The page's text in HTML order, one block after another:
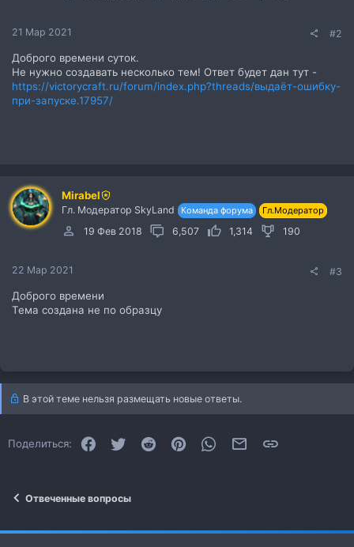
21 Мар 2021 #2
Доброго времени суток.
Не нужно создавать несколько тем! Ответ будет дан тут -
https://victorycraft.ru/forum/index.php?threads/выдаёт-ошибку-
при-запуске.17957/
Mirabel
Гл. Модератор SkyLand Команда форума Гл.Модератор
19 Фев 2018 6,507 1,314 190
22 Мар 2021 #3
Доброго времени
Тема создана не по образцу
В этой теме нельзя размещать новые ответы.
Поделиться: FacebookTwitter Reddit PinterestWhatsAppЭлектронная почта
Отвеченные вопросы